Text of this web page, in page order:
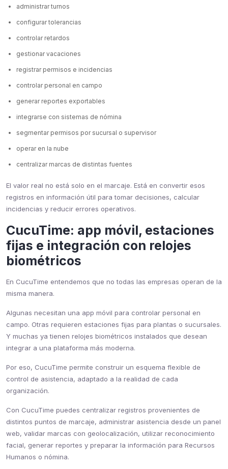
administrar turnos
configurar tolerancias
controlar retardos
gestionar vacaciones
registrar permisos e incidencias
controlar personal en campo
generar reportes exportables
integrarse con sistemas de nómina
segmentar permisos por sucursal o supervisor
operar en la nube
centralizar marcas de distintas fuentes
El valor real no está solo en el marcaje. Está en convertir esos
registros en información útil para tomar decisiones, calcular
incidencias y reducir errores operativos.
CucuTime: app móvil, estaciones
fijas e integración con relojes
biométricos
En CucuTime entendemos que no todas las empresas operan de la
misma manera.
Algunas necesitan una app móvil para controlar personal en
campo. Otras requieren estaciones fijas para plantas o sucursales.
Y muchas ya tienen relojes biométricos instalados que desean
integrar a una plataforma más moderna.
Por eso, CucuTime permite construir un esquema flexible de
control de asistencia, adaptado a la realidad de cada
organización.
Con CucuTime puedes centralizar registros provenientes de
distintos puntos de marcaje, administrar asistencia desde un panel
web, validar marcas con geolocalización, utilizar reconocimiento
facial, generar reportes y preparar la información para Recursos
Humanos o nómina.